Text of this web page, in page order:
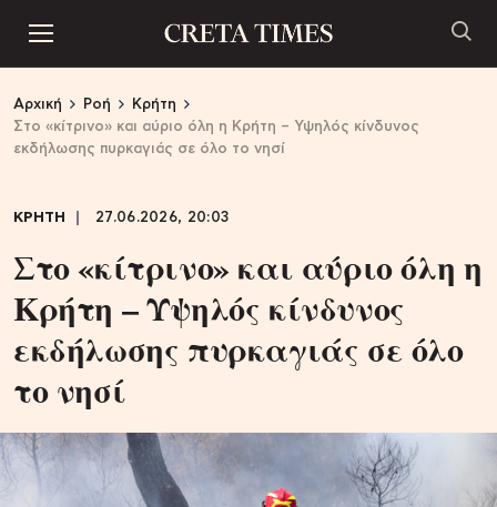
Αρχική Ροή
Κρήτη
Στο «κίτρινο» και αύριο όλη η Κρήτη – Υψηλός κίνδυνος
εκδήλωσης πυρκαγιάς σε όλο το νησί
ΚΡΗΤΗ 27.06.2026, 20:03
Στο «κίτρινο» και αύριο όλη η
Κρήτη – Υψηλός κίνδυνος
εκδήλωσης πυρκαγιάς σε όλο
το νησί